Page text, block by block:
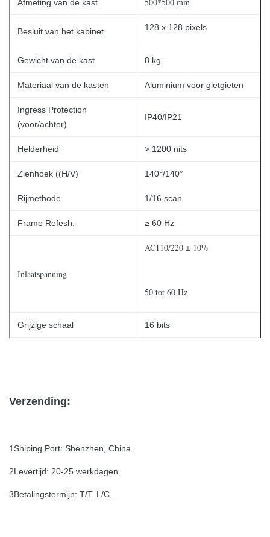
Afmeting van de kast
Besluit van het kabinet 128 x 128 pixels
Gewicht van de kast 8 kg
Materiaal van de kasten Aluminium voor gietgieten
Ingress Protection
(voor/achter)
IP40/IP21
Helderheid > 1200 nits
Zienhoek ((H/V) 140°/140°
Rijmethode 1/16 scan
Frame Refesh. ≥ 60 Hz
Inlaatspanning
AC110/220 ± 10%
50 tot 60 Hz
Grijzige schaal 16 bits
Verzending:
1Shiping Port: Shenzhen, China.
2Levertijd: 20-25 werkdagen.
3Betalingstermijn: T/T, L/C.